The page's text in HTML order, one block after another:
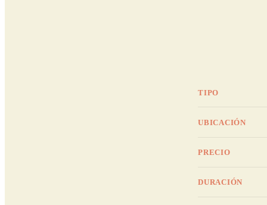
TIPO
UBICACIÓN
PRECIO
DURACIÓN